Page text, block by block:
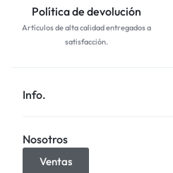
Política de devolución
Artículos de alta calidad entregados a
satisfacción.
Info.
Nosotros
Ventas